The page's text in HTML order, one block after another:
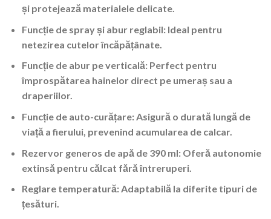
și protejează materialele delicate.
Funcție de spray și abur reglabil: Ideal pentru
netezirea cutelor încăpățânate.
Funcție de abur pe verticală: Perfect pentru
împrospătarea hainelor direct pe umeraș sau a
draperiilor.
Funcție de auto-curățare: Asigură o durată lungă de
viață a fierului, prevenind acumularea de calcar.
Rezervor generos de apă de 390 ml: Oferă autonomie
extinsă pentru călcat fără întreruperi.
Reglare temperatură: Adaptabilă la diferite tipuri de
țesături.